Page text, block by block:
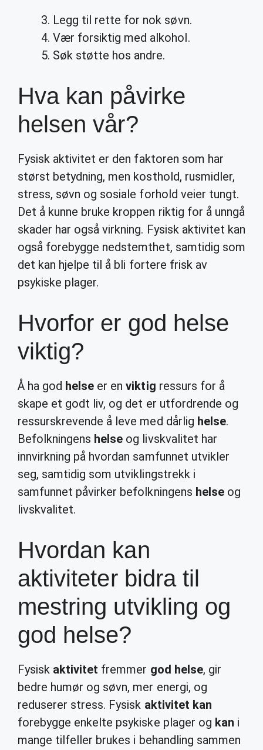
Legg til rette for nok søvn.
Vær forsiktig med alkohol.
Søk støtte hos andre.
Hva kan påvirke
helsen vår?
Fysisk aktivitet er den faktoren som har
størst betydning, men kosthold, rusmidler,
stress, søvn og sosiale forhold veier tungt.
Det å kunne bruke kroppen riktig for å unngå
skader har også virkning. Fysisk aktivitet kan
også forebygge nedstemthet, samtidig som
det kan hjelpe til å bli fortere frisk av
psykiske plager.
Hvorfor er god helse
viktig?
Å ha god helse er enviktig ressurs for å
skape et godt liv, og det er utfordrende og
ressurskrevende å leve med dårlig helse.
Befolkningens helse og livskvalitet har
innvirkning på hvordan samfunnet utvikler
seg, samtidig som utviklingstrekk i
samfunnet påvirker befolkningens helseog
livskvalitet.
Hvordan kan
aktiviteter bidra til
mestring utvikling og
god helse?
Fysisk aktivitet fremmer god helse, gir
bedre humør og søvn, mer energi, og
reduserer stress. Fysisk aktivitet kan
forebygge enkelte psykiske plager og kan i
mange tilfeller brukes i behandling sammen